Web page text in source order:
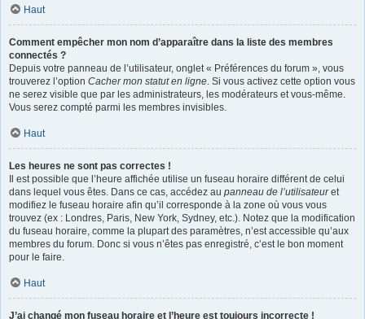
Haut
Comment empêcher mon nom d’apparaître dans la liste des membres
connectés ?
Depuis votre panneau de l’utilisateur, onglet « Préférences du forum », vous
trouverez l’option Cacher mon statut en ligne. Si vous activez cette option vous
ne serez visible que par les administrateurs, les modérateurs et vous-même.
Vous serez compté parmi les membres invisibles.
Haut
Les heures ne sont pas correctes !
Il est possible que l’heure affichée utilise un fuseau horaire différent de celui
dans lequel vous êtes. Dans ce cas, accédez au panneau de l’utilisateuret
modifiez le fuseau horaire afin qu’il corresponde à la zone où vous vous
trouvez (ex : Londres, Paris, New York, Sydney, etc.). Notez que la modification
du fuseau horaire, comme la plupart des paramètres, n’est accessible qu’aux
membres du forum. Donc si vous n’êtes pas enregistré, c’est le bon moment
pour le faire.
Haut
J’ai changé mon fuseau horaire et l’heure est toujours incorrecte !